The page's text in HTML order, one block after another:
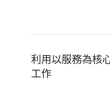
利用以服務為核
工作